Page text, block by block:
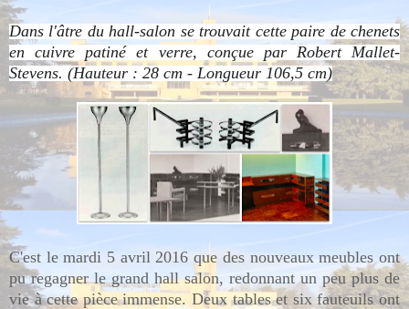
Dans l'âtre du hall-salon se trouvait cette paire de chenets
en cuivre patiné et verre, conçue par Robert Mallet-
Stevens. (Hauteur : 28 cm - Longueur 106,5 cm)
C'est le mardi 5 avril 2016 que des nouveaux meubles ont
pu regagner le grand hall salon, redonnant un peu plus de
vie à cette pièce immense. Deux tables et six fauteuils ont